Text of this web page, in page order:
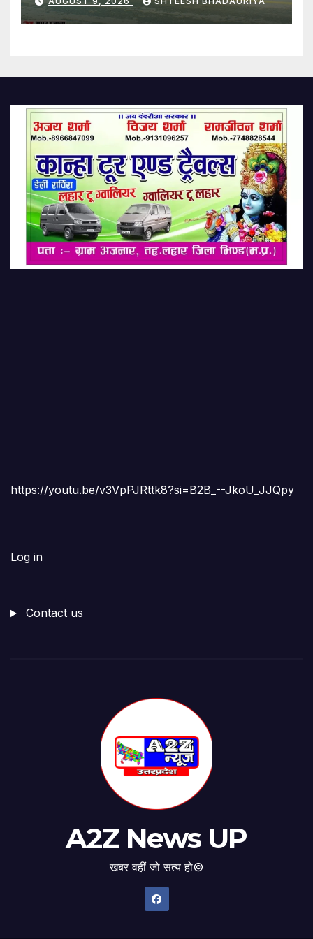
Diversions Implemented For
Nagar Parikrama In Agra
https://youtu.be/v3VpPJRttk8?si=B2B_--JkoU_JJQpy
Log in
Contact us
A2Z News UP
खबर वहीं जो सत्य हो©